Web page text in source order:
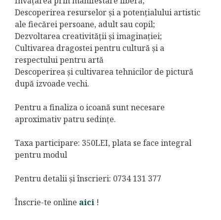
Descoperirea resurselor și a potențialului artistic
ale fiecărei persoane, adult sau copil;
Dezvoltarea creativității și imaginației;
Cultivarea dragostei pentru cultură și a
respectului pentru artă
Descoperirea și cultivarea tehnicilor de pictură
după izvoade vechi.
Pentru a finaliza o icoană sunt necesare
aproximativ patru sedințe.
Taxa participare: 350LEI, plata se face integral
pentru modul
Pentru detalii și înscrieri: 0734 131 377
Înscrie-te online aici !